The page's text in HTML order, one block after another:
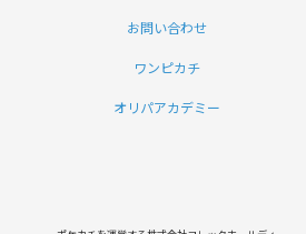
お問い合わせ
ワンピカチ
オリパアカデミー